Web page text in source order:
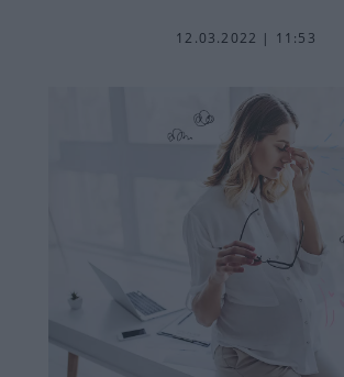
12.03.2022 | 11:53